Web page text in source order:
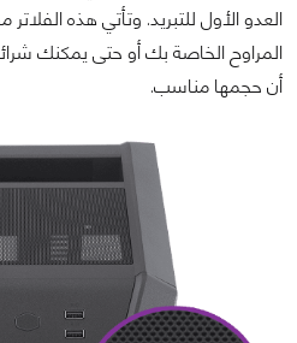
العدو الأول للتبريد. وتأتي هذه
المراوح الخاصة بك أو حتى يمكنك
أن حجمها مناسب.